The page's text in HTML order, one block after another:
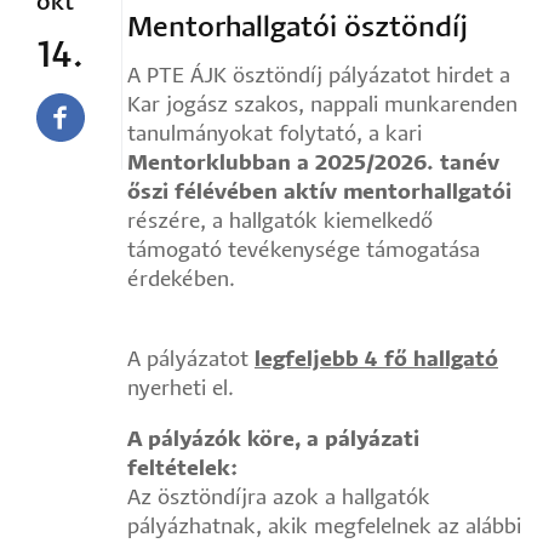
14.
Mentorhallgatói ösztöndíj
A PTE ÁJK ösztöndíj pályázatot hirdet a
Kar jogász szakos, nappali munkarenden
tanulmányokat folytató, a kari
Mentorklubban a 2025/2026. tanév
őszi félévében aktív mentorhallgatói
részére, a hallgatók kiemelkedő
támogató tevékenysége támogatása
érdekében.
A pályázatot legfeljebb 4 fő hallgató
nyerheti el.
A pályázók köre, a pályázati
feltételek:
Az ösztöndíjra azok a hallgatók
pályázhatnak, akik megfelelnek az alábbi